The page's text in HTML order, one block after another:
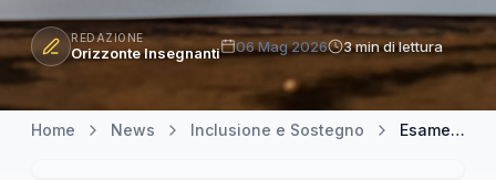
REDAZIONE
Orizzonte Insegnanti 06 Mag 2026 3 min di lettura
Home News Inclusione e Sostegno Esame di Stato di I grado: come funzionano esonero e prove differenziate per alunni con disabilità